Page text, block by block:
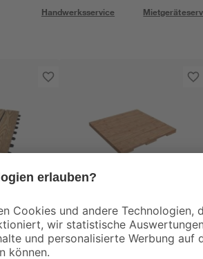
Handwerksservice
cm x
Ante
Holzfliese Douglasie